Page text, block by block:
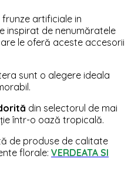
artificiale in
inspirat de nenumăratele
le oferă aceste accesorii
sunt o alegere ideala
din selectorul de mai
într-o oază tropicală.
de produse de calitate
florale: VERDEATA SI